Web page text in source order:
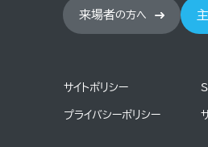
来場者の方へ
サイトポリシー
プライバシーポリシー